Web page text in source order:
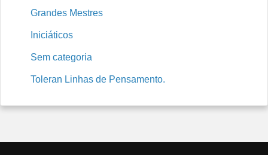
Grandes Mestres
Iniciáticos
Sem categoria
Toleran Linhas de Pensamento.